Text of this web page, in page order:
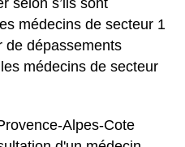
selon s’ils sont
médecins de secteur 1
de dépassements
médecins de secteur
Alpes-Cote